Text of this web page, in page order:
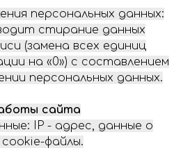
персональных данных:
стирание данных
(замена всех единиц
на «0») с составлением
персональных данных.
сайта
IP - адрес, данные о
файлы.